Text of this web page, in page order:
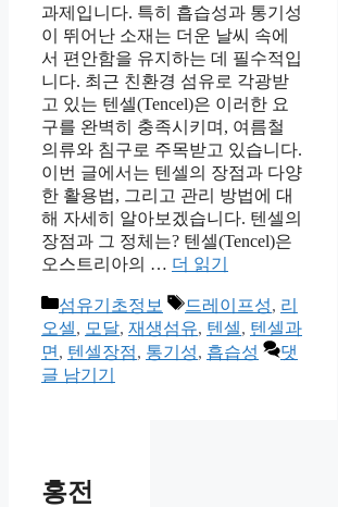
과제입니다. 특히 흡습성과 통기성
이 뛰어난 소재는 더운 날씨 속에
서 편안함을 유지하는 데 필수적입
니다. 최근 친환경 섬유로 각광받
고 있는 텐셀(Tencel)은 이러한 요
구를 완벽히 충족시키며, 여름철
의류와 침구로 주목받고 있습니다.
이번 글에서는 텐셀의 장점과 다양
한 활용법, 그리고 관리 방법에 대
해 자세히 알아보겠습니다. 텐셀의
장점과 그 정체는? 텐셀(Tencel)은
오스트리아의 … 더 읽기
카
테
고
리
섬유기초정보
태
그
드레이프성, 리
오셀, 모달, 재생섬유, 텐셀, 텐셀과
면 , 텐셀장점, 통기성, 흡습성
댓
글 남기기
홍전